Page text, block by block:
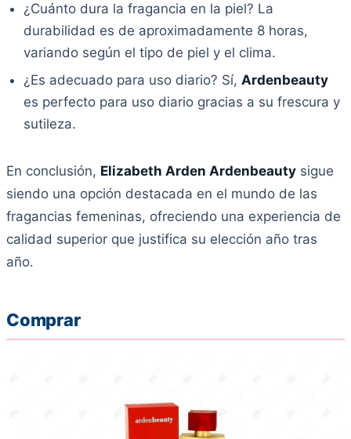
¿Cuánto dura la fragancia en la piel? La
durabilidad es de aproximadamente 8 horas,
variando según el tipo de piel y el clima.
¿Es adecuado para uso diario? Sí, Ardenbeauty
es perfecto para uso diario gracias a su frescura y
sutileza.
En conclusión, Elizabeth Arden Ardenbeauty sigue
siendo una opción destacada en el mundo de las
fragancias femeninas, ofreciendo una experiencia de
calidad superior que justifica su elección año tras
año.
Comprar